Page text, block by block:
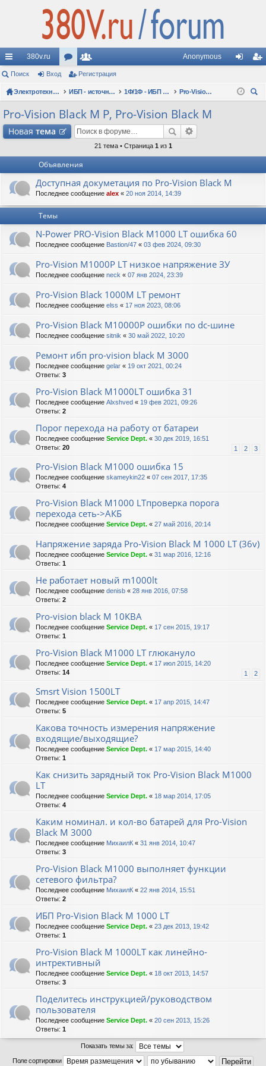
с
ы
лк
380v.ru
ор
ум
ы
ол
ьз
ов
ат
и
Anonymous
д ис
Поиск Вход Регистрация
Электротехнические форумы ИБП - источники бесперебойного питания 1Ф/1Ф - ИБП N-POWER - однофазные 1-10 кВА - вопросы по моделям
Pro-Vision Black M P, Pro-Vision Black M
Pro-Vision Black M P, Pro-Vision Black M
Новая тема
21 тема • Страница 1 из 1
Объявления
Доступная докуметация по Pro-Vision Black M
Последнее сообщение alex « 20 ноя 2014, 14:39
Темы
N-Power PRO-Vision Black M1000 LT ошибка 60
Последнее сообщение Bastion/47 « 03 фев 2024, 09:30
Pro-Vision M1000P LT низкое напряжение ЗУ
Последнее сообщение neck « 07 янв 2024, 23:39
Pro-Vision Black 1000M LT ремонт
Последнее сообщение elss « 17 ноя 2023, 08:06
Pro-Vision Black M10000P ошибки по dc-шине
Последнее сообщение sitnik « 30 май 2022, 10:20
Ремонт ибп pro-vision black M 3000
Последнее сообщение gelar « 19 окт 2021, 00:24
Ответы: 3
Pro-Vision Black M1000LT ошибка 31
Последнее сообщение Alxshved « 19 фев 2021, 09:26
Ответы: 2
Порог перехода на работу от батареи
Последнее сообщение Service Dept. « 30 дек 2019, 16:51
Ответы: 20 1 2 3
Pro-Vision Black M1000 ошибка 15
Последнее сообщение skameykin22 « 07 сен 2017, 17:35
Ответы: 4
Pro-Vision Black M1000 LTпроверка порога
перехода сеть->АКБ
Последнее сообщение Service Dept. « 27 май 2016, 20:14
Напряжение заряда Pro-Vision Black M 1000 LT (36v)
Последнее сообщение Service Dept. « 31 мар 2016, 12:16
Ответы: 1
Не работает новый m1000lt
Последнее сообщение denisb « 28 янв 2016, 07:58
Ответы: 2
Pro-vision black M 10КВА
Последнее сообщение Service Dept. « 17 сен 2015, 19:17
Ответы: 1
Pro-Vision Black M1000 LT глюкануло
Последнее сообщение Service Dept. « 17 июл 2015, 14:20
Ответы: 14 1 2
Smsrt Vision 1500LT
Последнее сообщение Service Dept. « 17 апр 2015, 14:47
Ответы: 5
Какова точность измерения напряжение
входящие/выходящие?
Последнее сообщение Service Dept. « 17 мар 2015, 14:40
Ответы: 1
Как снизить зарядный ток Pro-Vision Black M1000
LT
Последнее сообщение Service Dept. « 18 мар 2014, 17:05
Ответы: 4
Каким номинал. и кол-во батарей для Pro-Vision
Black M 3000
Последнее сообщение МихаилК « 31 янв 2014, 10:47
Ответы: 3
Pro-Vision Black M1000 выполняет функции
сетевого фильтра?
Последнее сообщение МихаилК « 22 янв 2014, 15:51
Ответы: 2
ИБП Pro-Vision Black M 1000 LT
Последнее сообщение Service Dept. « 23 дек 2013, 19:42
Ответы: 1
Pro-Vision Black M 1000LT как линейно-
интрективный
Последнее сообщение Service Dept. « 18 окт 2013, 14:57
Ответы: 3
Поделитесь инструкцией/руководством
пользователя
Последнее сообщение Service Dept. « 20 сен 2013, 15:26
Ответы: 1
Показать темы за:
Поле сортировки